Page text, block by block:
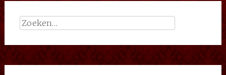
Zoeken